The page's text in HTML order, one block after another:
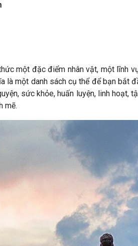
một đặc điểm nhân vật, một lĩnh
là một danh sách cụ thể để bạn bắt
sức khỏe, huấn luyện, linh hoạt,
mẽ.